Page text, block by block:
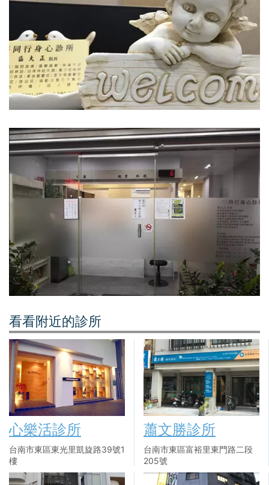
看看附近的診所
心樂活診所
台南市東區東光里凱旋路39號1
樓
蕭文勝診所
台南市東區富裕里東門路二段
205號